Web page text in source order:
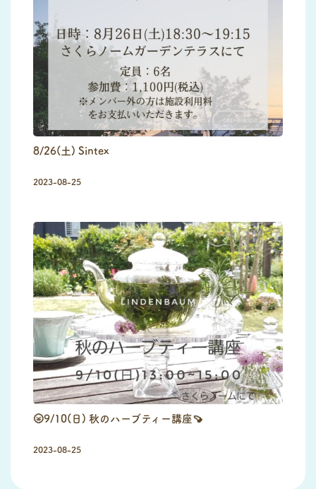
8/26(土) Sintex
2023-08-25
🌝9/10(日) 秋のハーブティー講座🍠
2023-08-25